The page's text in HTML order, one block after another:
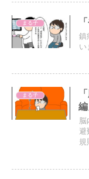
まる子
鎮
い
まる子
編
脳
避
規